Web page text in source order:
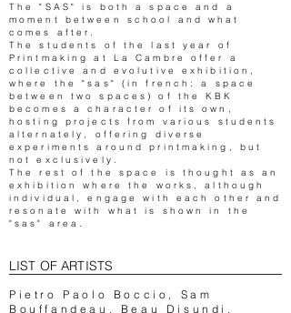
The "SAS" is both a space and a
moment between school and what
comes after.
The students of the last year of
Printmaking at La Cambre offer a
collective and evolutive exhibition,
where the "sas" (in french: a space
between two spaces) of the KBK
becomes a character of its own,
hosting projects from various students
alternately, offering diverse
experiments around printmaking, but
not exclusively.
The rest of the space is thought as an
exhibition where the works, although
individual, engage with each other and
resonate with what is shown in the
"sas" area.
LIST OF ARTISTS
Pietro Paolo Boccio, Sam
Bouffandeau, Beau Disundi,